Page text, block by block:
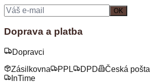
OK
Doprava a platba
Dopravci
Zásilkovna
PPL DPD Česká pošta
InTime